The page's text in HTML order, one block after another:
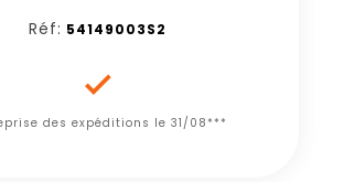
Réf: 54149003S2

des expéditions le 31/08***